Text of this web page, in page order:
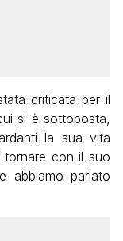
criticata per il
si è sottoposta,
la sua vita
con il suo
abbiamo parlato